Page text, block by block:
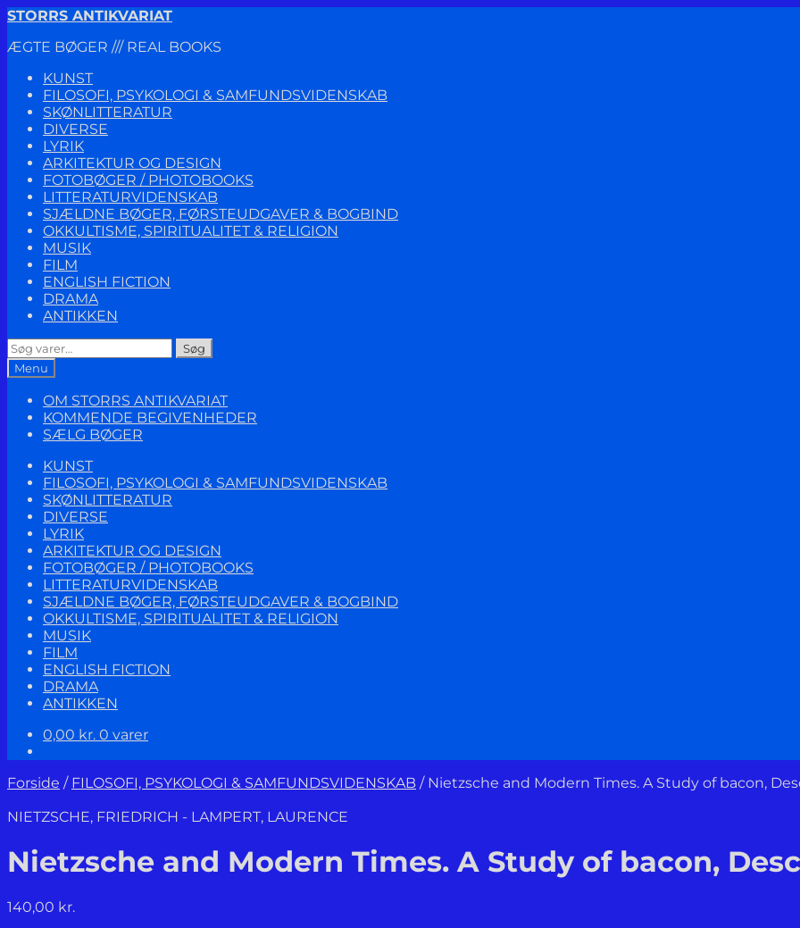
Spring
navigation
Spring
indhold
STORRS ANTIKVARIAT
ÆGTE BØGER /// REAL BOOKS
KUNST
FILOSOFI, PSYKOLOGI & SAMFUNDSVIDENSKAB
SKØNLITTERATUR
DIVERSE
LYRIK
ARKITEKTUR OG DESIGN
FOTOBØGER / PHOTOBOOKS
LITTERATURVIDENSKAB
SJÆLDNE BØGER, FØRSTEUDGAVER & BOGBIND
OKKULTISME, SPIRITUALITET & RELIGION
MUSIK
FILM
ENGLISH FICTION
DRAMA
ANTIKKEN
Søg
efter:
Søg
Menu
OM STORRS ANTIKVARIAT
KOMMENDE BEGIVENHEDER
SÆLG BØGER
KUNST
FILOSOFI, PSYKOLOGI & SAMFUNDSVIDENSKAB
SKØNLITTERATUR
DIVERSE
LYRIK
ARKITEKTUR OG DESIGN
FOTOBØGER / PHOTOBOOKS
LITTERATURVIDENSKAB
SJÆLDNE BØGER, FØRSTEUDGAVER & BOGBIND
OKKULTISME, SPIRITUALITET & RELIGION
MUSIK
FILM
ENGLISH FICTION
DRAMA
ANTIKKEN
0,00 kr. 0 varer
Forside / FILOSOFI, PSYKOLOGI & SAMFUNDSVIDENSKAB / Nietzsche and Modern Times. A Study of bacon,
NIETZSCHE, FRIEDRICH - LAMPERT, LAURENCE
Nietzsche and Modern Times. A Study of bacon,
140,00 kr.